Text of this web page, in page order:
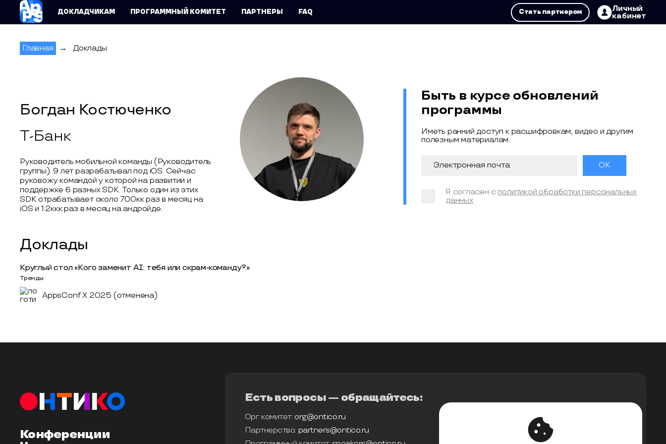
AppsConf
ДОКЛАДЧИКАМ ПРОГРАММНЫЙ КОМИТЕТ ПАРТНЕРЫ FAQ Стать партнером
Личный
кабинет
Главная → Доклады
Богдан Костюченко
Т-Банк
Руководитель мобильной команды (Руководитель
группы). 9 лет разрабатывал под iOS. Сейчас
руковожу командой у которой на развитии и
поддержке 6 разных SDK. Только один из этих
SDK отрабатывает около 700кк раз в месяц на
iOS и 1.2ккк раз в месяц на андройде.
Доклады
Круглый стол «Кого заменит AI: тебя или скрам-команду?»
Тренды
AppsConf X 2025 (отменена)
Быть в курсе обновлений
программы
Иметь ранний доступ к расшифровкам, видео и другим
полезным материалам.
Я согласен с политикой обработки персональных
данных
Конференции
Есть вопросы — обращайтесь:
Орг. комитет: org@ontico.ru
Партнерство: partners@ontico.ru